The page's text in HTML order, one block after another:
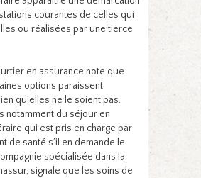
courantes de celles qui
ou réalisées par une tierce
en assurance note que
options paraissent
qu’elles ne le soient pas.
notamment du séjour en
qui est pris en charge par
de santé s’il en demande le
spécialisée dans la
signale que les soins de